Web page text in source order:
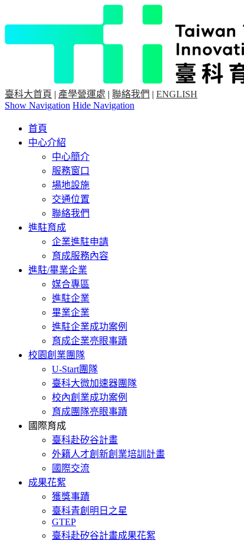
臺科大首頁 | 產學營運處 | 聯絡我們 | ENGLISH
Show Navigation Hide Navigation
首頁
中心介紹
中心簡介
服務窗口
場地設施
交通位置
聯絡我們
進駐育成
企業進駐申請
育成服務內容
進駐/畢業企業
媒合專區
進駐企業
畢業企業
進駐企業成功案例
育成企業亮眼事蹟
校園創業團隊
U-Start團隊
臺科大微加速器團隊
校內創業成功案例
育成團隊亮眼事蹟
國際育成
臺科赴矽谷計畫
外籍人才創新創業培訓計畫
國際交流
成果花絮
獲獎事蹟
臺科青創明日之星
GTEP
臺科赴矽谷計畫成果花絮